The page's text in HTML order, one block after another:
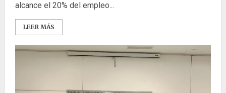
alcance el 20% del empleo...
LEER MÁS